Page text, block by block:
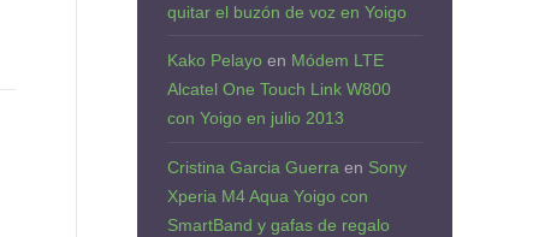
quitar el buzón de voz en Yoigo
Kako Pelayo en Módem LTE
Alcatel One Touch Link W800
con Yoigo en julio 2013
Cristina Garcia Guerra en Sony
Xperia M4 Aqua Yoigo con
SmartBand y gafas de regalo